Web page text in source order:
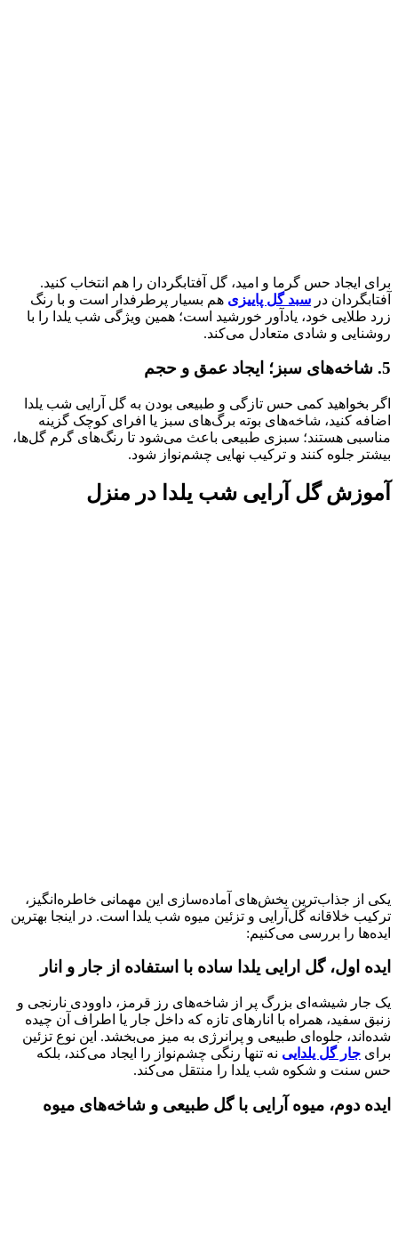
برای ایجاد حس گرما و امید، گل آفتابگردان را هم انتخاب کنید.
آفتابگردان در سبد گل پاییزی هم بسیار پرطرفدار است و با رنگ
زرد طلایی خود، یادآور خورشید است؛ همین ویژگی شب یلدا را با
روشنایی و شادی متعادل می‌کند.
5. شاخه‌های سبز؛ ایجاد عمق و حجم
اگر بخواهید کمی حس تازگی و طبیعی بودن به گل آرایی شب یلدا
اضافه کنید، شاخه‌های بوته برگ‌های سبز یا افرای کوچک گزینه
مناسبی هستند؛ سبزی طبیعی باعث می‌شود تا رنگ‌های گرم گل‌ها،
بیشتر جلوه کنند و ترکیب نهایی چشم‌نواز شود.
آموزش گل آرایی شب یلدا در منزل
یکی از جذاب‌ترین بخش‌های آماده‌سازی این مهمانی خاطره‌انگیز،
ترکیب خلاقانه گل‌آرایی و تزئین میوه شب یلدا است. در اینجا بهترین
ایده‌ها را بررسی می‌کنیم:
ایده اول، گل ارایی یلدا ساده با استفاده از جار و انار
یک جار شیشه‌ای بزرگ پر از شاخه‌های رز قرمز، داوودی نارنجی و
زنبق سفید، همراه با انارهای تازه که داخل جار یا اطراف آن چیده
شده‌اند، جلوه‌ای طبیعی و پرانرژی به میز می‌بخشد. این نوع تزئین
برای جار گل یلدایی نه تنها رنگی چشم‌نواز را ایجاد می‌کند، بلکه
حس سنت و شکوه شب یلدا را منتقل می‌کند.
ایده دوم، میوه آرایی با گل طبیعی و شاخه‌های میوه